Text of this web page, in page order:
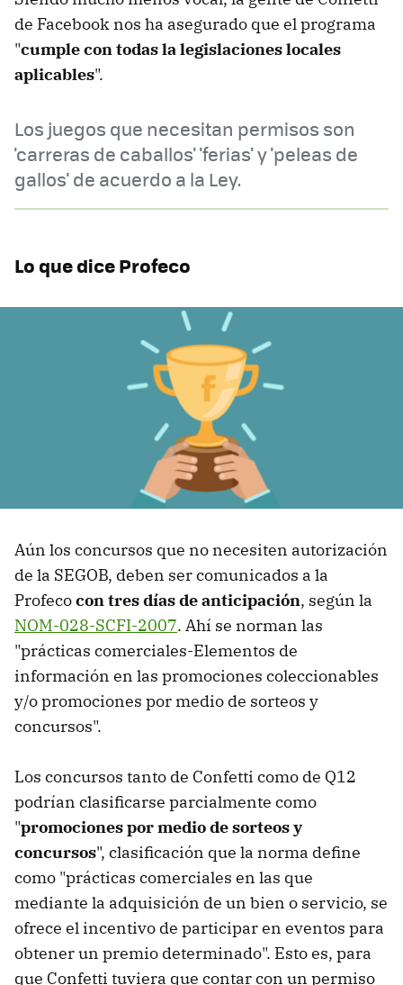
de Facebook nos ha asegurado que el programa
"cumple con todas la legislaciones locales
aplicables".
Los juegos que necesitan permisos son
'carreras de caballos' 'ferias' y 'peleas de
gallos' de acuerdo a la Ley.
Lo que dice Profeco
Aún los concursos que no necesiten autorización
de la SEGOB, deben ser comunicados a la
Profecocon tres días de anticipación, según la
NOM-028-SCFI-2007. Ahí se norman las
"prácticas comerciales-Elementos de
información en las promociones coleccionables
y/o promociones por medio de sorteos y
concursos".
Los concursos tanto de Confetti como de Q12
podrían clasificarse parcialmente como
"promociones por medio de sorteos y
concursos", clasificación que la norma define
como "prácticas comerciales en las que
mediante la adquisición de un bien o servicio, se
ofrece el incentivo de participar en eventos para
obtener un premio determinado". Esto es, para
que Confetti tuviera que contar con un permiso